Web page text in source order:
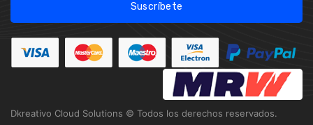
Suscríbete
Dkreativo Cloud Solutions © Todos los derechos reservados.